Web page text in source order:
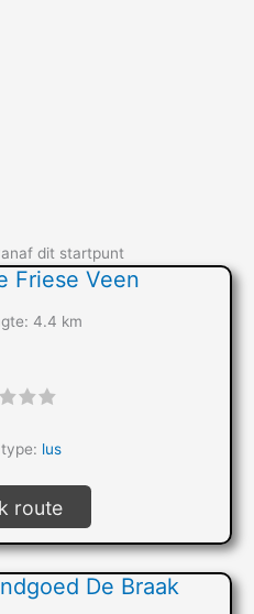
dit startpunt
Friese Veen
4.4 km
lus
route
De Braak